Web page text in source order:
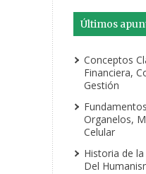
Últimos
Conceptos
Financiera,
Gestión
Organelos,
Celular
Historia de
Del